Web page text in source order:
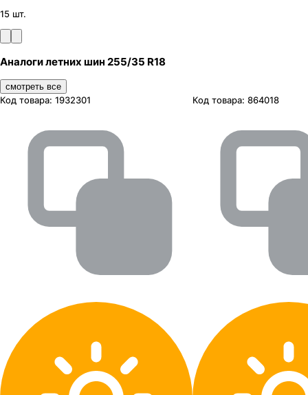
15 шт.
Аналоги летних шин 255/35 R18
смотреть все
Код товара: 1932301 Код товара: 864018